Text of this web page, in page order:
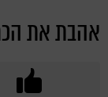
אהבת את